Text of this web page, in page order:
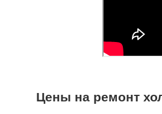
Цены на ремонт